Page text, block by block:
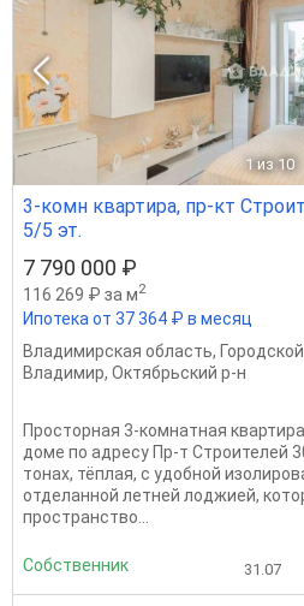
1 из 10
3-комн квартира, пр-кт
5/5 эт.
7 790 000 ₽
116 269 ₽ за м2
Ипотека от 37 364 ₽ в месяц
Владимирская область,
Владимир, Октябрьский р-н
Просторная 3-комнатная
доме по адресу Пр-т Строителей
тонах, тёплая, с удобной
отделанной летней лоджией,
пространство...
Собственник 31.07